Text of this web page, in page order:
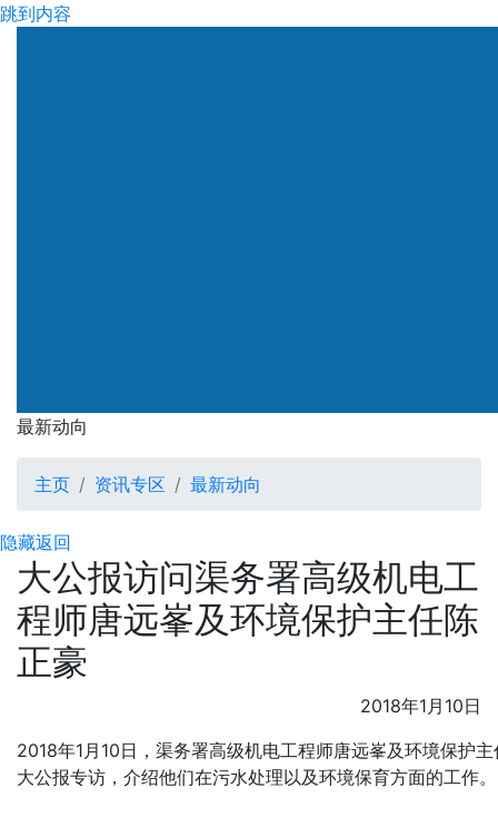
跳到内容
最新动向
最新动向
主页 资讯专区 最新动向
隐藏返回
大公报访问渠务署高级机电工
程师唐远峯及环境保护主任陈
正豪
2018年1月10日
2018年1月10日，渠务署高级机电工程师唐远峯及环境保护
大公报专访，介绍他们在污水处理以及环境保育方面的工作。